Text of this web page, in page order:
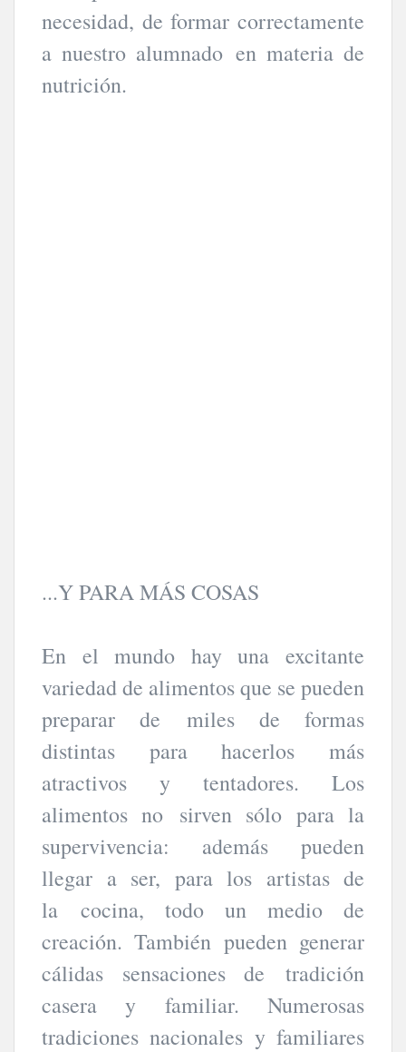
necesidad, de formar correctamente
a nuestro alumnado en materia de
nutrición.
...Y PARA MÁS COSAS
En el mundo hay una excitante
variedad de alimentos que se pueden
preparar de miles de formas
distintas para hacerlos más
atractivos y tentadores. Los
alimentos no sirven sólo para la
supervivencia: además pueden
llegar a ser, para los artistas de
la cocina, todo un medio de
creación. También pueden generar
cálidas sensaciones de tradición
casera y familiar. Numerosas
tradiciones nacionales y familiares